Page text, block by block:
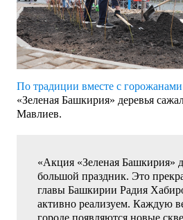
По традиции вместе с горожанами
«Зеленая Башкирия» деревья
Мавлиев.
«Акция «Зеленая Башкирия»
большой праздник. Это
главы Башкирии Радия
активно реализуем. Каждую